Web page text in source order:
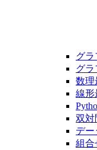
グラ
グラ
数理
線形
双対
デー
組合